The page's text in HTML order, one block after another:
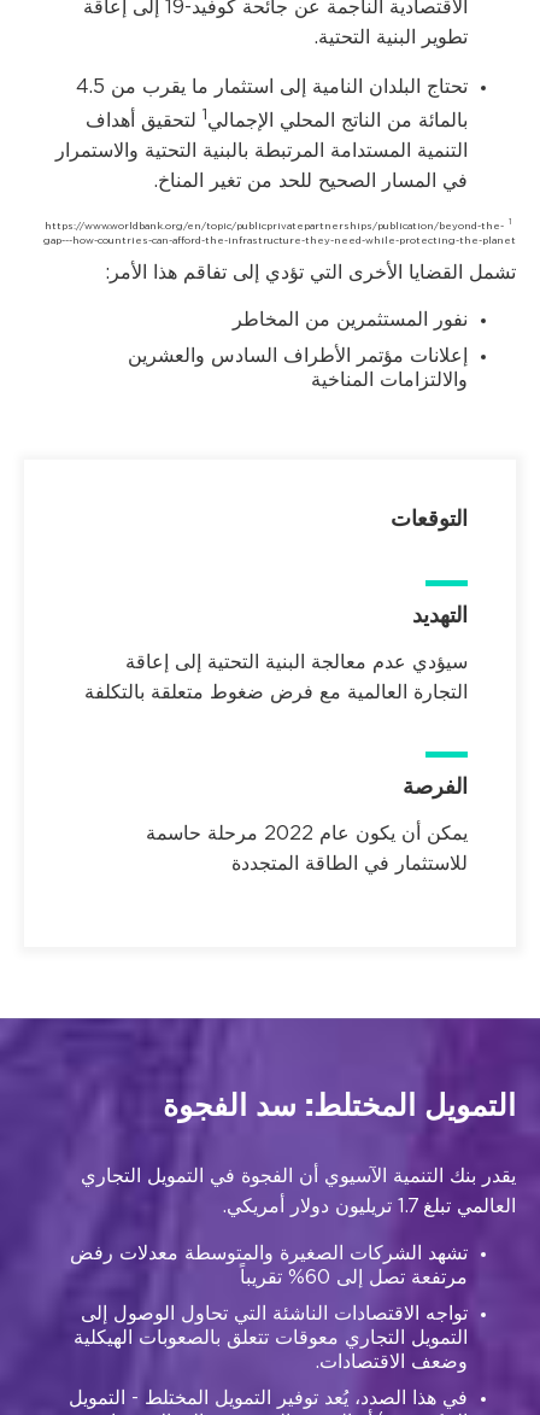
الاقتصادية الناجمة عن جائحة كوفيد-19 إلى إعاقة
تطوير البنية التحتية.
تحتاج البلدان النامية إلى استثمار ما يقرب من 4.5
بالمائة من الناتج المحلي الإجمالي1 لتحقيق أهداف
التنمية المستدامة المرتبطة بالبنية التحتية والاستمرار
في المسار الصحيح للحد من تغير المناخ.
https://www.worldbank.org/en/topic/publicprivatepartnerships/publication/beyond-the-
gap---how-countries-can-afford-the-infrastructure-they-need-while-protecting-the-planet
تشمل القضايا الأخرى التي تؤدي إلى تفاقم هذا الأمر:
نفور المستثمرين من المخاطر
إعلانات مؤتمر الأطراف السادس والعشرين
والالتزامات المناخية
التوقعات
التهديد
سيؤدي عدم معالجة البنية التحتية إلى إعاقة
التجارة العالمية مع فرض ضغوط متعلقة بالتكلفة
الفرصة
يمكن أن يكون عام 2022 مرحلة حاسمة
للاستثمار في الطاقة المتجددة
التمويل المختلط: سد الفجوة
يقدر بنك التنمية الآسيوي أن الفجوة في التمويل التجاري
العالمي تبلغ 1.7 تريليون دولار أمريكي.
تشهد الشركات الصغيرة والمتوسطة معدلات رفض
مرتفعة تصل إلى 60% تقريباً
تواجه الاقتصادات الناشئة التي تحاول الوصول إلى
التمويل التجاري معوقات تتعلق بالصعوبات الهيكلية
وضعف الاقتصادات.
في هذا الصدد، يُعد توفير التمويل المختلط - التمويل